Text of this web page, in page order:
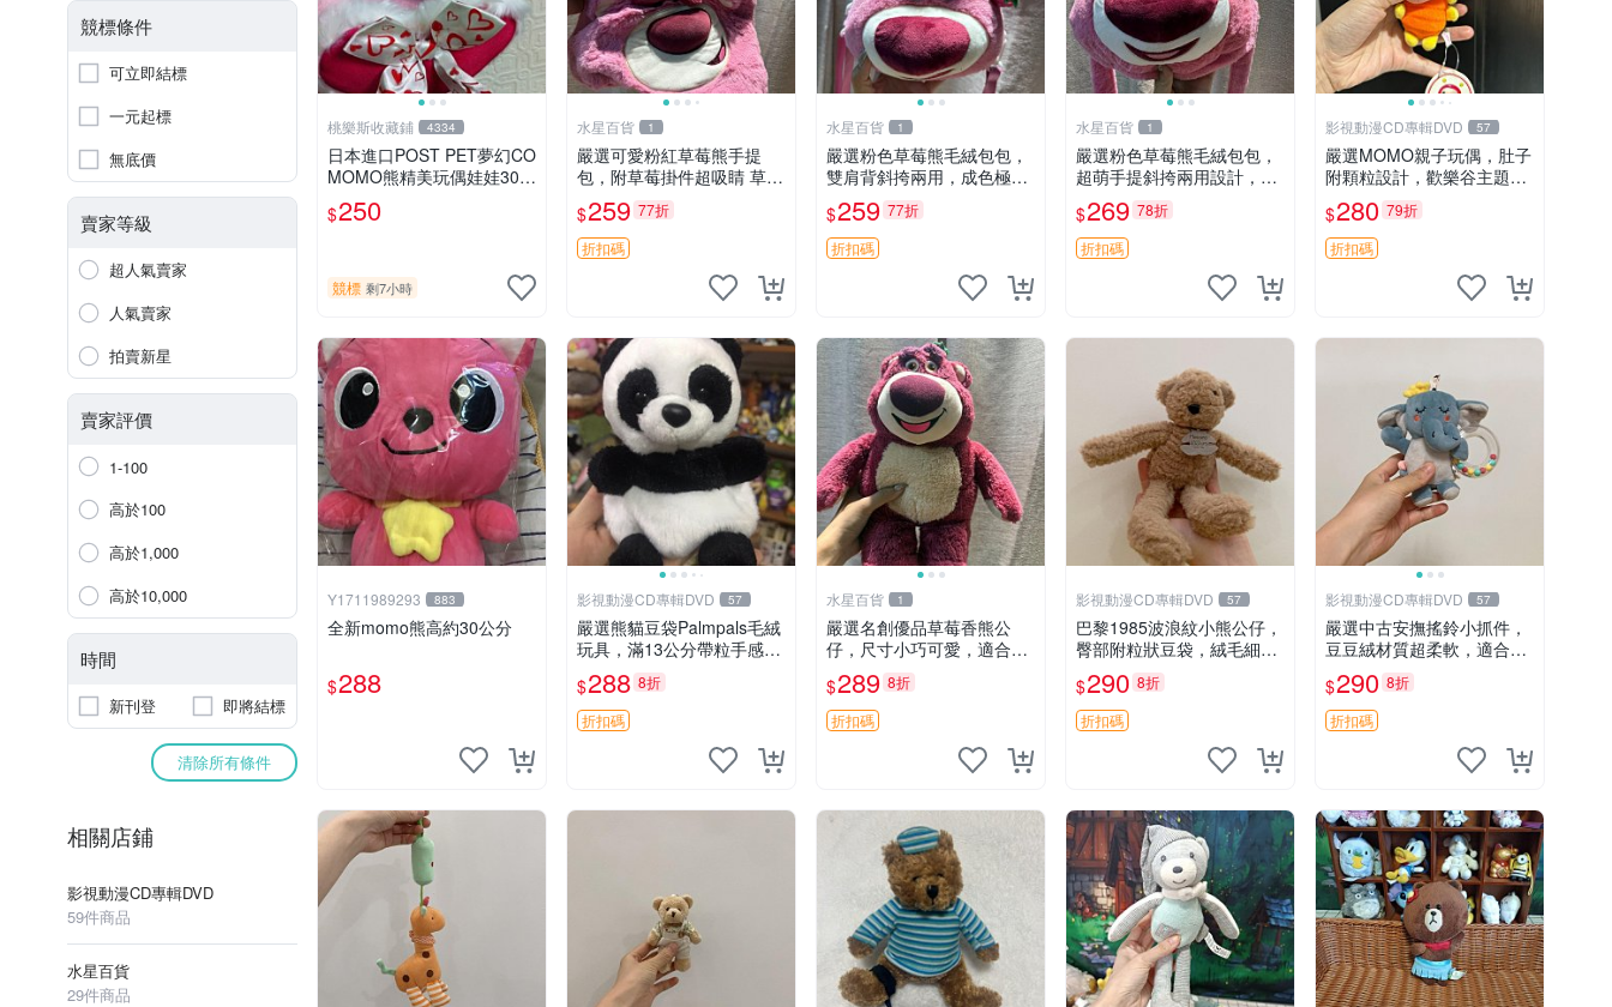
競標條件
可立即結標
一元起標
無底價
賣家等級
超人氣賣家
人氣賣家
拍賣新星
賣家評價
1-100
高於100
高於1,000
高於10,000
時間
新刊登 即將結標
清除所有條件
相關店鋪
影視動漫CD專輯DVD
59件商品
水星百貨
29件商品
桃樂斯收藏鋪 4334
日本進口POST PET夢幻CO
MOMO熊精美玩偶娃娃30c
m
$250
競標 剩7小時
水星百貨 1
嚴選可愛粉紅草莓熊手提
包，附草莓掛件超吸睛 草莓
熊手提包 草莓掛件 可愛port
unese
$259 77折
折扣碼
水星百貨 1
嚴選粉色草莓熊毛絨包包，
雙肩背斜挎兩用，成色極佳
精準關鍵詞：草莓熊 包包
毛絨
$259 77折
折扣碼
水星百貨 1
嚴選粉色草莓熊毛絨包包，
超萌手提斜挎兩用設計，成
色上佳容量大 粉紅草莓 毛
絨包 超大容量
$269 78折
折扣碼
影視動漫CD專輯DVD 57
嚴選MOMO親子玩偶，肚子
附顆粒設計，歡樂谷主題，
成色清晰可視頻確認。歡樂
購不停！ 點點玩偶 歡樂谷
肚子帶顆粒
$280 79折
折扣碼
Y1711989293 883
全新momo熊高約30公分
$288
影視動漫CD專輯DVD 57
嚴選熊貓豆袋Palmpals毛絨
玩具，滿13公分帶粒手感極
佳，電影主題周邊推薦 熊貓
Palmpals 毛絨玩具 豆袋 劇
場版周邊
$288 8折
折扣碼
水星百貨 1
嚴選名創優品草莓香熊公
仔，尺寸小巧可愛，適合收
藏賞玩 30cm 玩具 公仔 草
莓熊
$289 8折
折扣碼
影視動漫CD專輯DVD 57
巴黎1985波浪紋小熊公仔，
臀部附粒狀豆袋，絨毛細膩
臉部可愛，中古嚴選推薦 小
熊 公仔 豆袋
$290 8折
折扣碼
影視動漫CD專輯DVD 57
嚴選中古安撫搖鈴小抓件，
豆豆絨材質超柔軟，適合新
生寶寶緩解焦慮 (安撫玩具
寶寶用品 抱枕)
$290 8折
折扣碼